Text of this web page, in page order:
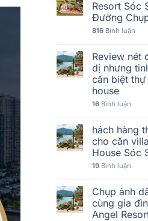
Resort Sóc
Đường
816Bình luận
Review nét
dị nhưng
căn biệt
house
16Bình luận
hách hàng
cho căn
House Sóc
19Bình luận
Chụp ảnh
cùng gia
Angel